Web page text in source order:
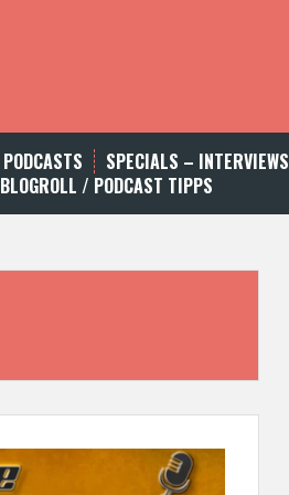
PODCASTS SPECIALS – INTERVIEWS
BLOGROLL / PODCAST TIPPS